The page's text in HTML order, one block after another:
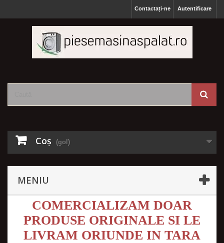
Autentificare
Contactați-ne
Coş (gol)
MENIU
COMERCIALIZAM DOAR
PRODUSE ORIGINALE SI LE
LIVRAM ORIUNDE IN TARA